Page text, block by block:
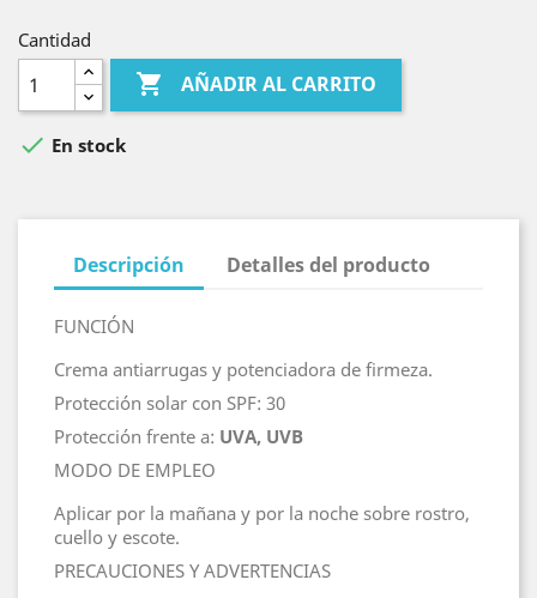
Cantidad
 AÑADIR AL CARRITO
 En stock
Descripción Detalles del producto
FUNCIÓN
Crema antiarrugas y potenciadora de firmeza.
Protección solar con SPF: 30
Protección frente a: UVA, UVB
MODO DE EMPLEO
Aplicar por la mañana y por la noche sobre rostro,
cuello y escote.
PRECAUCIONES Y ADVERTENCIAS